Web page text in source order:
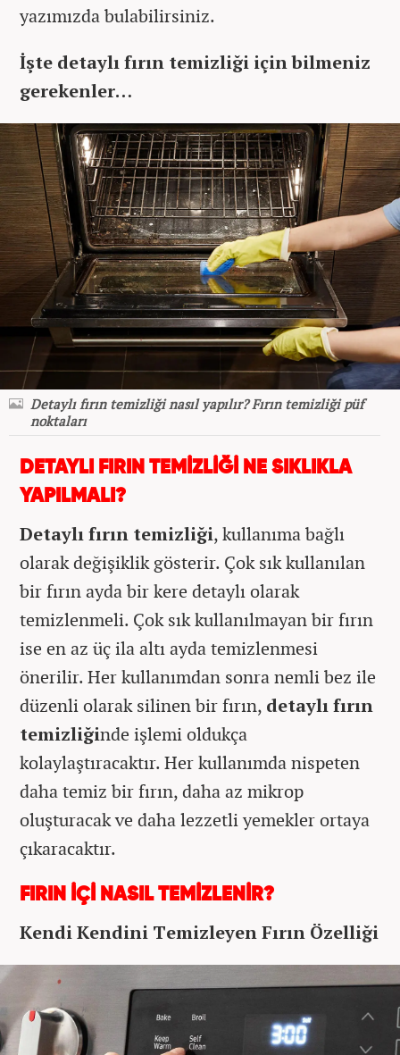
yazımızda bulabilirsiniz.
İşte detaylı fırın temizliği için bilmeniz
gerekenler…
Detaylı fırın temizliği nasıl yapılır? Fırın temizliği püf
noktaları
DETAYLI FIRIN TEMİZLİĞİ NE SIKLIKLA
YAPILMALI?
Detaylı fırın temizliği, kullanıma bağlı
olarak değişiklik gösterir. Çok sık kullanılan
bir fırın ayda bir kere detaylı olarak
temizlenmeli. Çok sık kullanılmayan bir fırın
ise en az üç ila altı ayda temizlenmesi
önerilir. Her kullanımdan sonra nemli bez ile
düzenli olarak silinen bir fırın, detaylı fırın
temizliğinde işlemi oldukça
kolaylaştıracaktır. Her kullanımda nispeten
daha temiz bir fırın, daha az mikrop
oluşturacak ve daha lezzetli yemekler ortaya
çıkaracaktır.
FIRIN İÇİ NASIL TEMİZLENİR?
Kendi Kendini Temizleyen Fırın Özelliği